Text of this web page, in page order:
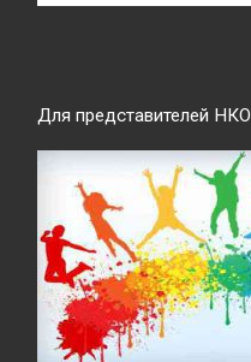
Для представителей НКО